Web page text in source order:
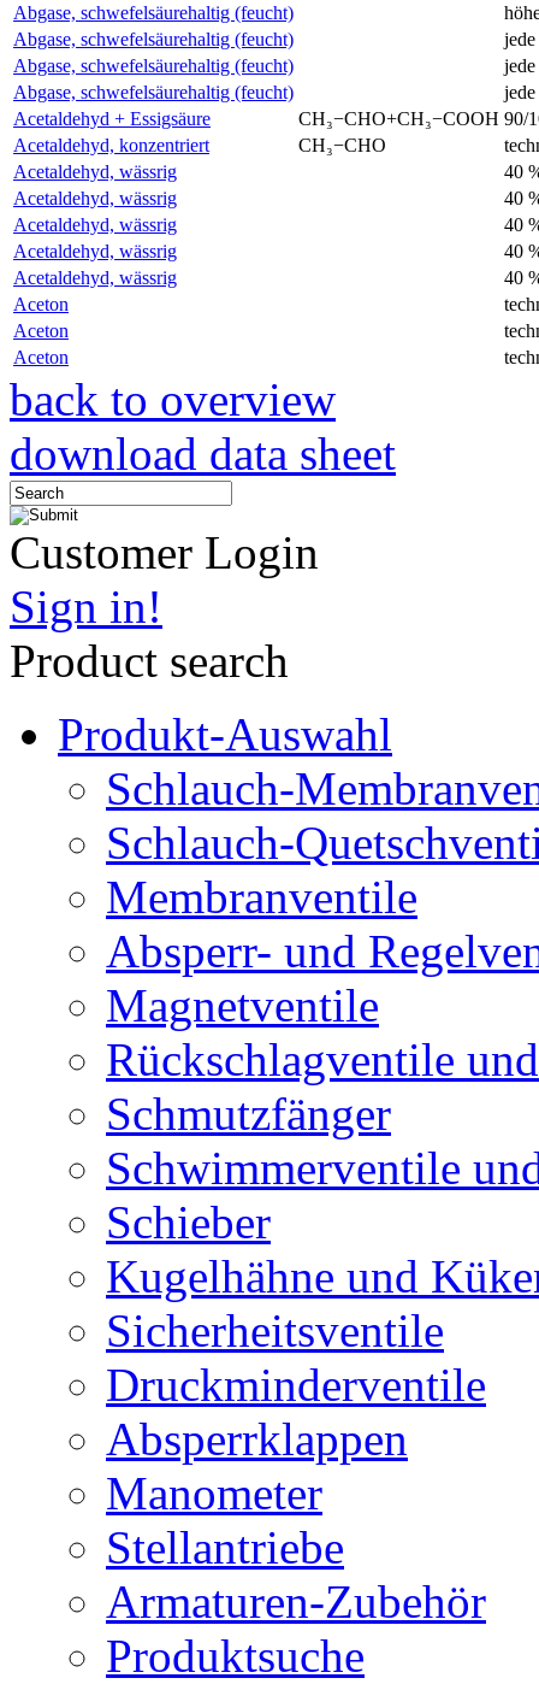
Abgase, schwefelsäurehaltig (feucht)
Abgase, schwefelsäurehaltig (feucht)
jede
Abgase, schwefelsäurehaltig (feucht)
jede
Abgase, schwefelsäurehaltig (feucht)
jede
Acetaldehyd + Essigsäure
CH₃−CHO+CH₃−COOH 90/
Acetaldehyd, konzentriert
CH₃−CHO
Acetaldehyd, wässrig
40
Acetaldehyd, wässrig
40
Acetaldehyd, wässrig
40
Acetaldehyd, wässrig
40
Acetaldehyd, wässrig
40
Aceton
Aceton
Aceton
back to overview
download data sheet
Customer Login
Sign in!
Product search
Produkt-Auswahl
Schlauch-
Schlauch-
Membranventile
Absperr- und
Magnetventile
Rückschlagventile
Schmutzfänger
Schwimmerventile
Schieber
Kugelhähne und
Sicherheitsventile
Druckminderventile
Absperrklappen
Manometer
Stellantriebe
Armaturen-Zubehör
Produktsuche